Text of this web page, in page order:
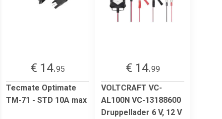
€ 14.95
Tecmate Optimate
TM-71 - STD 10A max
€ 14.99
VOLTCRAFT VC-
AL100N VC-13188600
Druppellader 6 V, 12 V